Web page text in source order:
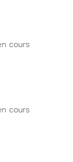
cours
cours